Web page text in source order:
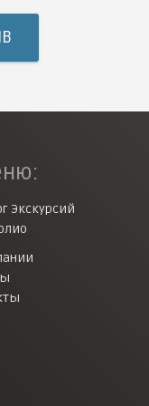
Экскурсий